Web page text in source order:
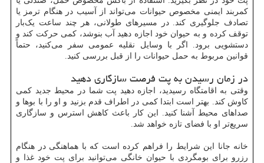
کمربند ایمنی مخصوص حیوانات می‌تواند از آسیب در هنگام ترمز یا
تصادف جلوگیری کند. در مسیرهای طولانی، هر چند ساعت یک‌بار
توقف کرده و به حیوان خود اجازه دهید آب بنوشد، کمی حرکت کند و
دستشویی برود. اگر با وسایل نقلیه عمومی سفر می‌کنید، حتماً
قوانین مربوط به حمل حیوانات را از قبل بررسی کنید.
در زمان رسیدن به پت فرصت سازگاری دهید
وقتی به اقامتگاه رسیدید، اجازه دهید پت شما در محیط جدید کمی
کاوش کند. بهتر است ابتدا کمی در اطراف قدم بزنید و او را با بوها و
صداهای محیط آشنا کنید. این کار باعث کاهش استرس و سازگاری
سریع‌تر او با فضای تازه خواهد شد.
خانه جانا این شرایط را فراهم کرده است که با هماهنگی در هنگام
رزرو برای بومگردی با حیوان خانگی می‌توانید برای پت خود غذا و